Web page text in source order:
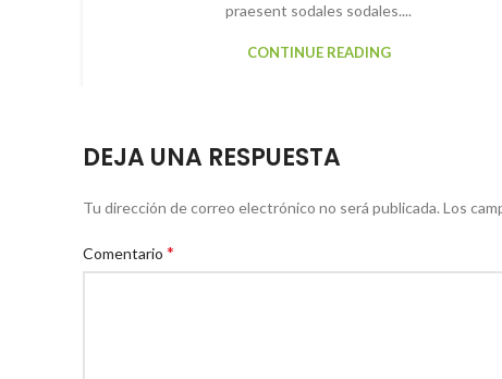
praesent sodales sodales....
CONTINUE READING
DEJA UNA RESPUESTA
Tu dirección de correo electrónico no será publicada. Los
Comentario *